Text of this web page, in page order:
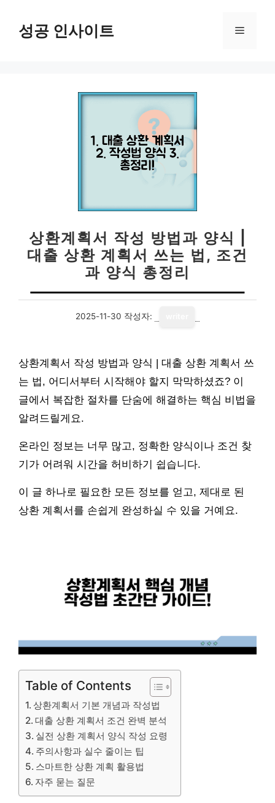
성공 인사이트 메
상환계획서 작성 방법과 양식 |
대출 상환 계획서 쓰는 법, 조건
과 양식 총정리
2025-11-30 작성자:
상환계획서 작성 방법과 양식 | 대출 상환 계획서 쓰
는 법, 어디서부터 시작해야 할지 막막하셨죠? 이
글에서 복잡한 절차를 단숨에 해결하는 핵심 비법을
알려드릴게요.
온라인 정보는 너무 많고, 정확한 양식이나 조건 찾
기가 어려워 시간을 허비하기 쉽습니다.
이 글 하나로 필요한 모든 정보를 얻고, 제대로 된
상환 계획서를 손쉽게 완성하실 수 있을 거예요.
Table of Contents
상환계획서 기본 개념과 작성법
대출 상환 계획서 조건 완벽 분석
실전 상환 계획서 양식 작성 요령
주의사항과 실수 줄이는 팁
스마트한 상환 계획 활용법
자주 묻는 질문